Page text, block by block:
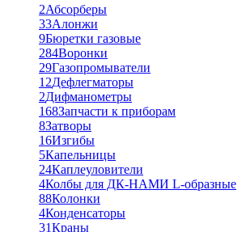
2Абсорберы
33Алонжи
9Бюретки газовые
284Воронки
29Газопромыватели
12Дефлегматоры
2Дифманометры
168Запчасти к приборам
8Затворы
16Изгибы
5Капельницы
24Каплеуловители
4Колбы для ДК-НАМИ L-образные
88Колонки
4Конденсаторы
31Краны